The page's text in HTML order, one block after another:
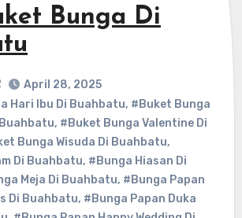
Bunga Di
April 28, 2025
Hari Ibu Di Buahbatu, #Buket Bunga
, #Buket Bunga Valentine Di
Bunga Wisuda Di Buahbatu,
Di Buahbatu, #Bunga Hiasan Di
Meja Di Buahbatu, #Bunga Papan
Di Buahbatu, #Bunga Papan Duka